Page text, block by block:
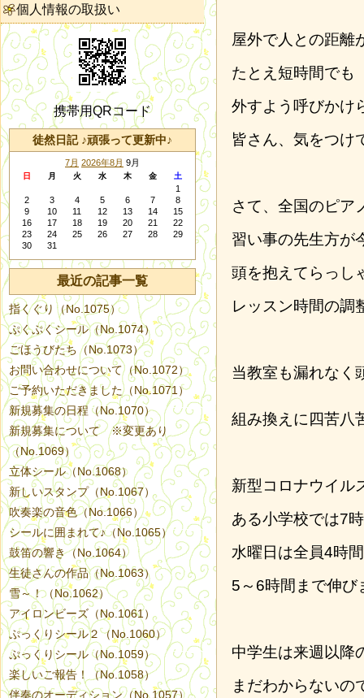
屋外で人との距離
たとえ短時間でも
外すよう呼びかけ
皆さん、気をつけ
さて、全国のピア
習い事の先生方が
頭を抱えてらっし
レッスン時間の調
当教室も漏れなく
組み換えに四苦八
新型コロナウイル
ある小学校では7
水曜日は全員4時
5～6時間まで伸び
中学生は来週以降
まだわからないの
個人情報の取扱い
携帯用QRコード
徒然日記 ♪頑張って更新中♪
7月 2026年8月 9月
日 月 火 水 木 金 土
1
2
3 4 5 6 7
8
9
10 11 12 13 14
15
16
17 18 19 20 21
22
23
24 25 26 27 28
29
30
31
最近の記事一覧
指くぐり（No.1075）
ぷくぷくシール（No.1074）
ごほうびたち（No.1073）
お問い合わせについて（No.1072）
ご予約いただきました（No.1071）
新規募集の日程（No.1070）
新規募集について ※変更あり
（No.1069）
立体シール（No.1068）
新しいスタンプ（No.1067）
吹奏楽の音色（No.1066）
シールに囲まれて♪（No.1065）
鼓笛の響き（No.1064）
生徒さんの作品（No.1063）
雪～！（No.1062）
アイロンビーズ（No.1061）
ぷっくりシール２（No.1060）
ぷっくりシール（No.1059）
楽しいご報告！（No.1058）
伴奏のオーディション（No.1057）